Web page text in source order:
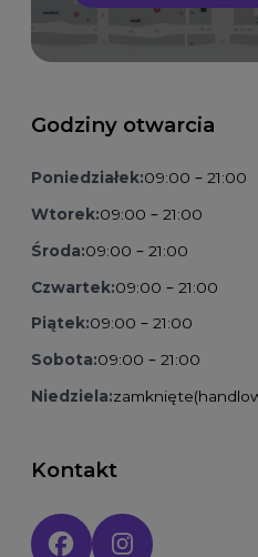
Godziny otwarcia
Poniedziałek:09:00 – 21:00
Wtorek:09:00 – 21:00
Środa:09:00 – 21:00
Czwartek:09:00 – 21:00
Piątek:09:00 – 21:00
Sobota:09:00 – 21:00
Niedziela:zamknięte
Kontakt
Social media: